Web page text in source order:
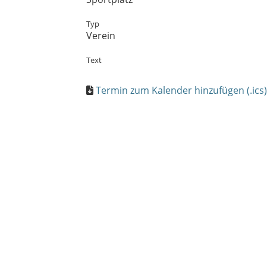
Typ
Verein
Text
Termin zum Kalender hinzufügen (.ics)